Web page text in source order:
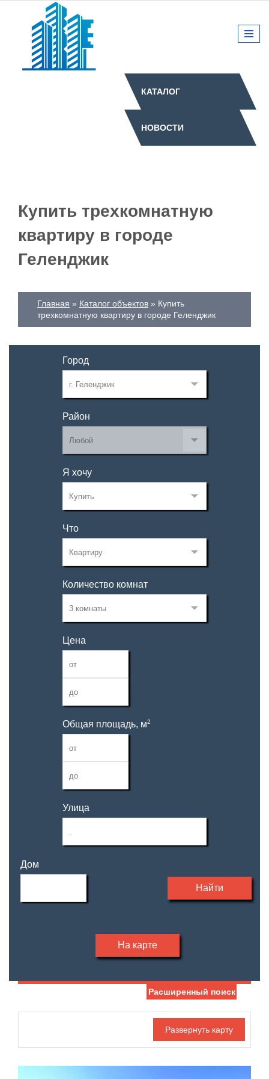
КАТАЛОГ
НОВОСТИ
Купить трехкомнатную
квартиру в городе
Геленджик
Главная Каталог объектов
Купить
трехкомнатную квартиру в городе Геленджик
Город
Район
Я хочу
Что
Количество комнат
Цена
—
Общая площадь, м2
—
Улица
Дом
Найти
На карте
Жилая площадь
—
Площадь кухни
Расширенный поиск